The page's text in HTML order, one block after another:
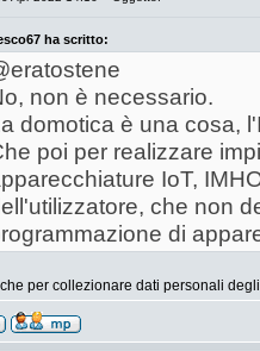
ha scritto:
non è necessario.
domotica è una cosa,
poi per realizzare
IoT,
che non
di
per collezionare dati personali